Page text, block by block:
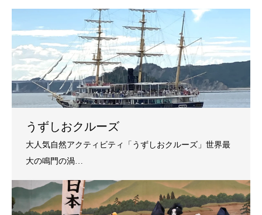
うずしおクルーズ